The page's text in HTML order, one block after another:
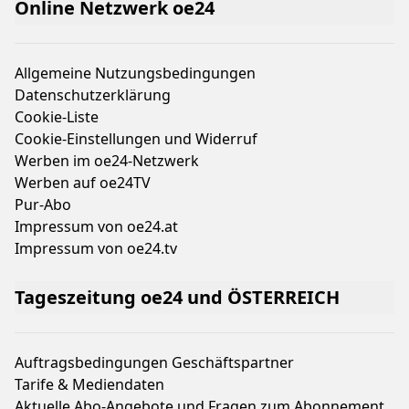
Online Netzwerk oe24
Allgemeine Nutzungsbedingungen
Datenschutzerklärung
Cookie-Liste
Cookie-Einstellungen und Widerruf
Werben im oe24-Netzwerk
Werben auf oe24TV
Pur-Abo
Impressum von oe24.at
Impressum von oe24.tv
Tageszeitung oe24 und ÖSTERREICH
Auftragsbedingungen Geschäftspartner
Tarife & Mediendaten